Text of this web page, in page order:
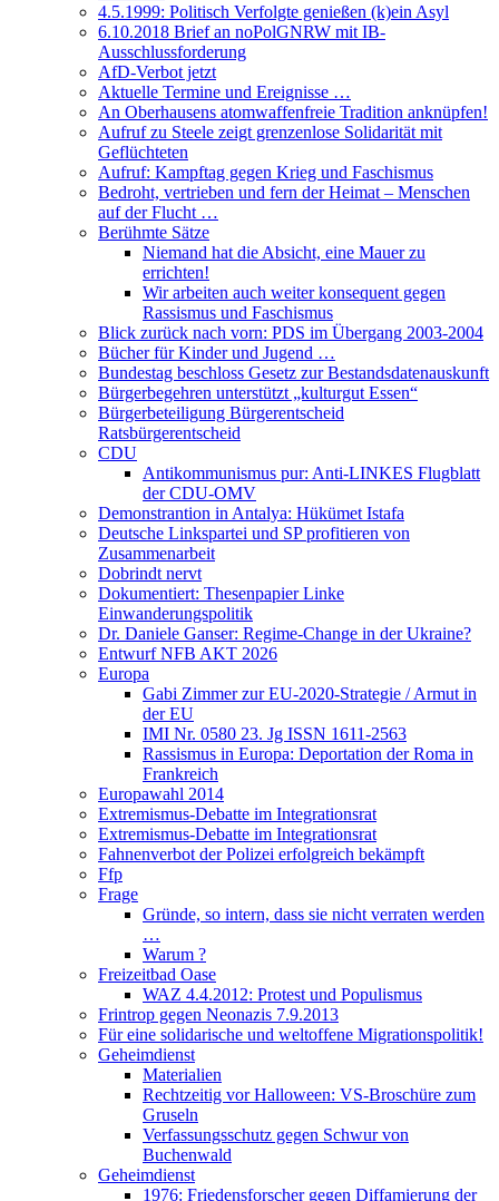
4.5.1999: Politisch Verfolgte genießen (k)ein Asyl
6.10.2018 Brief an noPolGNRW mit IB-
Ausschlussforderung
AfD-Verbot jetzt
Aktuelle Termine und Ereignisse …
An Oberhausens atomwaffenfreie Tradition anknüpfen!
Aufruf zu Steele zeigt grenzenlose Solidarität mit
Geflüchteten
Aufruf: Kampftag gegen Krieg und Faschismus
Bedroht, vertrieben und fern der Heimat – Menschen
auf der Flucht …
Berühmte Sätze
Niemand hat die Absicht, eine Mauer zu
errichten!
Wir arbeiten auch weiter konsequent gegen
Rassismus und Faschismus
Blick zurück nach vorn: PDS im Übergang 2003-2004
Bücher für Kinder und Jugend …
Bundestag beschloss Gesetz zur Bestandsdatenauskunft
Bürgerbegehren unterstützt „kulturgut Essen“
Bürgerbeteiligung Bürgerentscheid
Ratsbürgerentscheid
CDU
Antikommunismus pur: Anti-LINKES Flugblatt
der CDU-OMV
Demonstrantion in Antalya: Hükümet Istafa
Deutsche Linkspartei und SP profitieren von
Zusammenarbeit
Dobrindt nervt
Dokumentiert: Thesenpapier Linke
Einwanderungspolitik
Dr. Daniele Ganser: Regime-Change in der Ukraine?
Entwurf NFB AKT 2026
Europa
Gabi Zimmer zur EU-2020-Strategie / Armut in
der EU
IMI Nr. 0580 23. Jg ISSN 1611-2563
Rassismus in Europa: Deportation der Roma in
Frankreich
Europawahl 2014
Extremismus-Debatte im Integrationsrat
Extremismus-Debatte im Integrationsrat
Fahnenverbot der Polizei erfolgreich bekämpft
Ffp
Frage
Gründe, so intern, dass sie nicht verraten werden
…
Warum ?
Freizeitbad Oase
WAZ 4.4.2012: Protest und Populismus
Frintrop gegen Neonazis 7.9.2013
Für eine solidarische und weltoffene Migrationspolitik!
Geheimdienst
Materialien
Rechtzeitig vor Halloween: VS-Broschüre zum
Gruseln
Verfassungsschutz gegen Schwur von
Buchenwald
Geheimdienst
1976: Friedensforscher gegen Diffamierung der